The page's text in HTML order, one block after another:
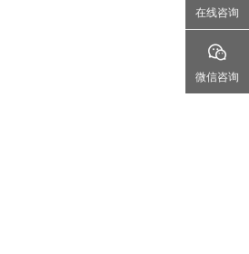
在线咨询
微信咨询